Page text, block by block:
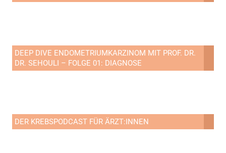
DEEP DIVE ENDOMETRIUMKARZINOM MIT PROF. DR.
DR. SEHOULI – FOLGE 01: DIAGNOSE
DER KREBSPODCAST FÜR ÄRZT:INNEN